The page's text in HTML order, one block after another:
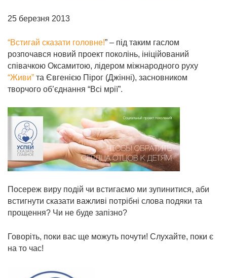
25 березня 2013
“Встигай сказати головне!” – під таким гаслом
розпочався новий проект поколінь, ініційований
співачкою Оксамитою, лідером міжнародного руху
“Живи” та Євгенією Пірог (Джінні), засновником
творчого об’єднання “Всі мрії”.
Посереж виру подій чи встигаємо ми зупинитися, аби
встигнути сказати важливі потрібні слова подяки та
прощення? Чи не буде запізно?
Говоріть, поки вас ще можуть почути! Слухайте, поки є
на то час!